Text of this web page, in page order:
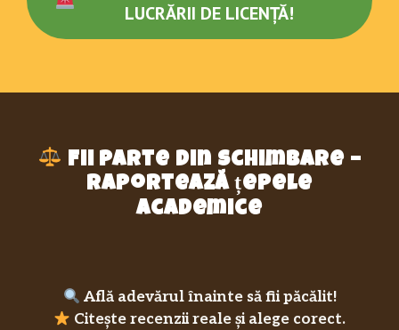
LUCRĂRII DE LICENȚĂ!
Fii parte din schimbare –
raportează țepele
academice
Află adevărul înainte să fii păcălit!
Citește recenzii reale și alege corect.